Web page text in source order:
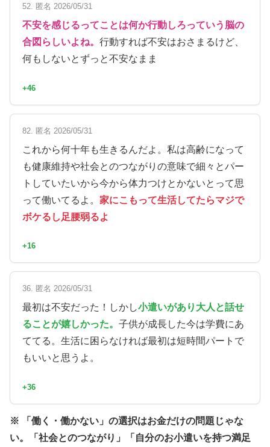
52. 匿名 2026/05/31
不安を感じるってことは何か行動しろっていう脳の
合図らしいよね。 行動すれば不安はおさまるけど、
何もしないとずっと不安なまま
+46
82. 匿名 2026/05/31
これから何十年も生きるんだよ。私は高齢になって
も健康維持や社会とのつながりの意味で細々とパー
トしていたいから今から体力つけとかないとって思
って働いてるよ。 家にこもって生活してたらマジで
ボケるし足腰弱るよ
+16
36. 匿名 2026/05/31
最初は不安だった！しかし小遣いがあり大人と話せ
ることが嬉しかった。 子供が成長した今は学費にあ
ててる。生活に困らなければ最初は短時間パートで
もいいと思うよ。
+36
※ 「働く・働かない」の選択はお金だけの問題じゃな
い。「社会とのつながり」「自分のお小遣いを持つ満足